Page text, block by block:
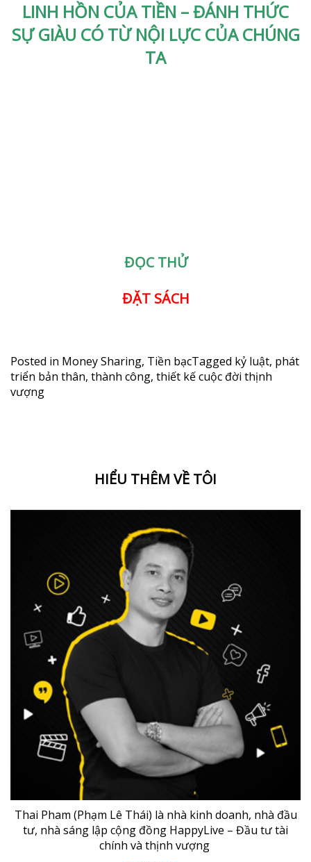
LINH HỒN CỦA TIỀN – ĐÁNH THỨC
SỰ GIÀU CÓ TỪ NỘI LỰC CỦA CHÚNG
TA
ĐỌC THỬ
ĐẶT SÁCH
Posted in Money Sharing, Tiền bạcTagged kỷ luật, phát
triển bản thân, thành công, thiết kế cuộc đời thịnh
vượng
HIỂU THÊM VỀ TÔI
Thai Pham (Phạm Lê Thái) là nhà kinh doanh, nhà đầu
tư, nhà sáng lập cộng đồng HappyLive – Đầu tư tài
chính và thịnh vượng